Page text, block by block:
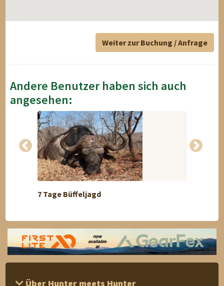
Weiter zur Buchung / Anfrage
Andere Benutzer haben sich auch
angesehen:
7 Tage Büffeljagd
Über Hunter meets Hunter